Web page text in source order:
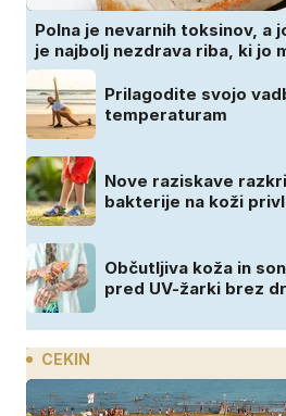
Polna je nevarnih toksinov, a
je najbolj nezdrava riba, ki jo
Prilagodite svojo
temperaturam
Nove raziskave
bakterije na koži
Občutljiva koža in
pred UV-žarki brez
CEKIN